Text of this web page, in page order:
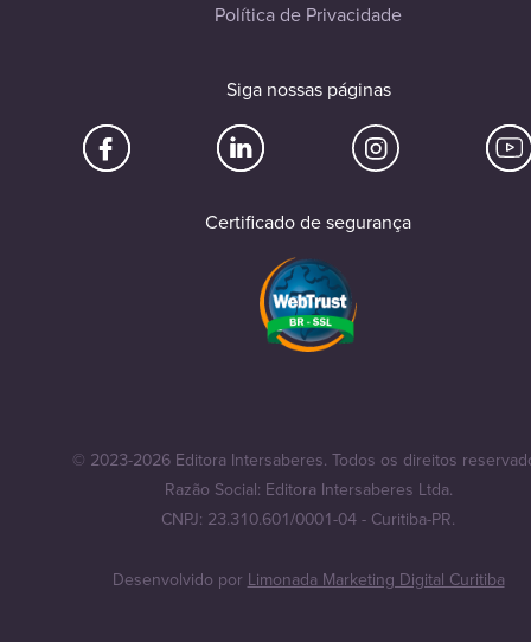
Política de Privacidade
Siga nossas páginas
Certificado de segurança
© 2023-2026 Editora Intersaberes. Todos os direitos
Razão Social: Editora Intersaberes Ltda.
CNPJ: 23.310.601/0001-04 - Curitiba-PR.
Desenvolvido porLimonada Marketing Digital Curitiba